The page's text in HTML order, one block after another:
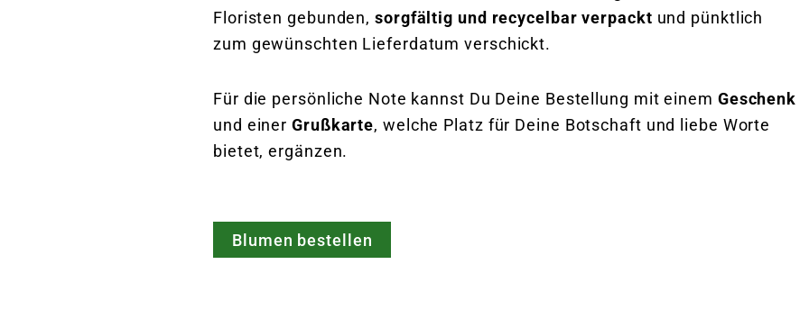
Floristen gebunden, sorgfältig und recycelbar verpackt und pünktlich
zum gewünschten Lieferdatum verschickt.
Für die persönliche Note kannst Du Deine Bestellung mit einem Geschenk
und einer Grußkarte, welche Platz für Deine Botschaft und liebe Worte
bietet, ergänzen.
Blumen bestellen